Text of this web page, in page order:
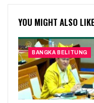
YOU MIGHT ALSO LIKE
BANGKA BELITUNG